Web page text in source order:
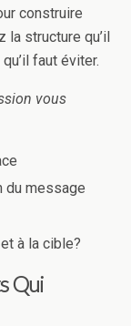
construire
structure qu’il
faut éviter.
vous
du message
à la cible?
Qui